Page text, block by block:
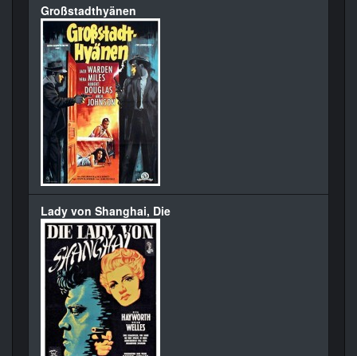
Großstadthyänen
Lady von Shanghai, Die